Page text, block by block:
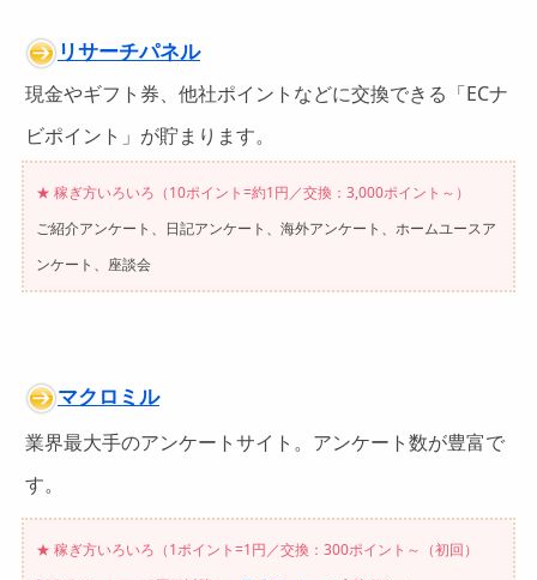
リサーチパネル
現金やギフト券、他社ポイントなどに交換できる「ECナ
ビポイント」が貯まります。
★ 稼ぎ方いろいろ（10ポイント=約1円／交換：3,000ポイント～）
ご紹介アンケート、日記アンケート、海外アンケート、ホームユースア
ンケート、座談会
マクロミル
業界最大手のアンケートサイト。アンケート数が豊富で
す。
★ 稼ぎ方いろいろ（1ポイント=1円／交換：300ポイント～（初回）